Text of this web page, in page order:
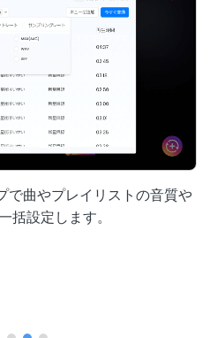
で曲やプレイリストの音質や
括設定します。